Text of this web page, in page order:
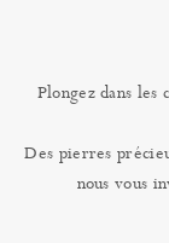
Plongez dans
Des pierres
nous vous